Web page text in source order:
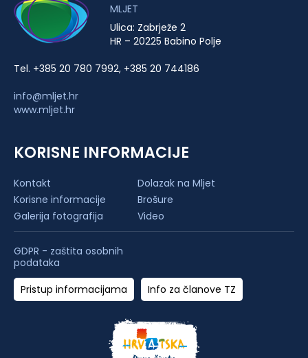
MLJET
Ulica: Zabrježe 2
HR – 20225 Babino Polje
Tel. +385 20 780 7992, +385 20 744186
info@mljet.hr
www.mljet.hr
KORISNE INFORMACIJE
Kontakt
Dolazak na Mljet
Korisne informacije
Brošure
Galerija fotografija
Video
GDPR - zaštita osobnih
podataka
Pristup informacijama
Info za članove TZ